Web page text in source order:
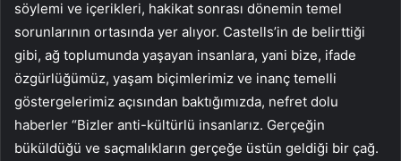
söylemi ve içerikleri, hakikat sonrası dönemin temel
sorunlarının ortasında yer alıyor. Castells’in de belirttiği
gibi, ağ toplumunda yaşayan insanlara, yani bize, ifade
özgürlüğümüz, yaşam biçimlerimiz ve inanç temelli
göstergelerimiz açısından baktığımızda, nefret dolu
haberler “Bizler anti-kültürlü insanlarız. Gerçeğin
büküldüğü ve saçmalıkların gerçeğe üstün geldiği bir çağ.